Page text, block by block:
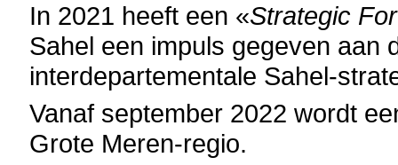
In 2021 heeft een «Strategic
Sahel een impuls gegeven aan
interdepartementale Sahel-
Vanaf september 2022 wordt
Grote Meren-regio.